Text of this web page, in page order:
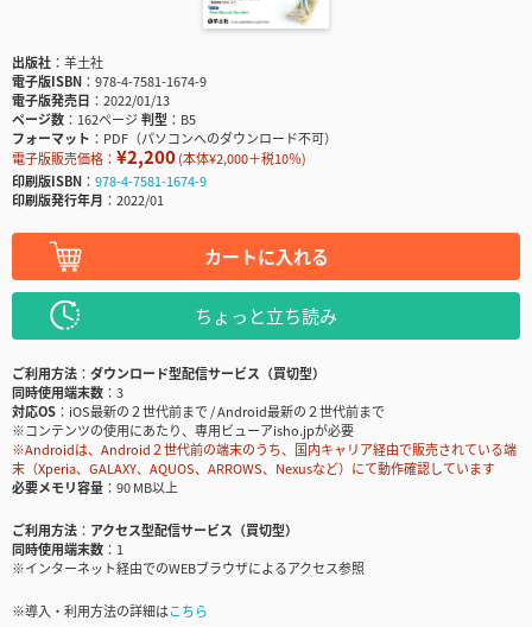
出版社
羊土社
電子版ISBN
978-4-7581-1674-9
電子版発売日
2022/01/13
ページ数
162ページ判型
B5
フォーマット
PDF（パソコンへのダウンロード不可）
電子版販売価格： ¥2,200(本体¥2,000＋税10％)
印刷版ISBN
978-4-7581-1674-9
印刷版発行年月
2022/01
カートに入れる
ちょっと立ち読み
ご利用方法
ダウンロード型配信サービス（買切型）
同時使用端末数
3
対応OS
iOS最新の２世代前まで / Android最新の２世代前まで
※コンテンツの使用にあたり、専用ビューアisho.jpが必要
※Androidは、Android２世代前の端末のうち、国内キャリア経由で販売されている端
末（Xperia、GALAXY、AQUOS、ARROWS、Nexusなど）にて動作確認しています
必要メモリ容量
90 MB以上
ご利用方法
アクセス型配信サービス（買切型）
同時使用端末数
1
※インターネット経由でのWEBブラウザによるアクセス参照
※導入・利用方法の詳細はこちら